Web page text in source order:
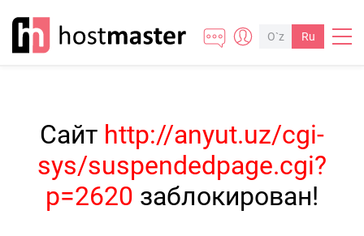
O`z Ru
Сайт http://anyut.uz/cgi-
sys/suspendedpage.cgi?
p=2620 заблокирован!